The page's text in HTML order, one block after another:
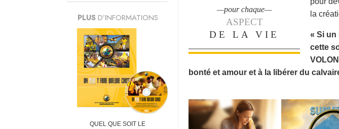
—pour chaque—
ASPECT
DE LA VIE
la
« Si un
cette
bonté et amour et à la libérer du
PLUS D’INFORMATIONS
QUEL QUE SOIT LE